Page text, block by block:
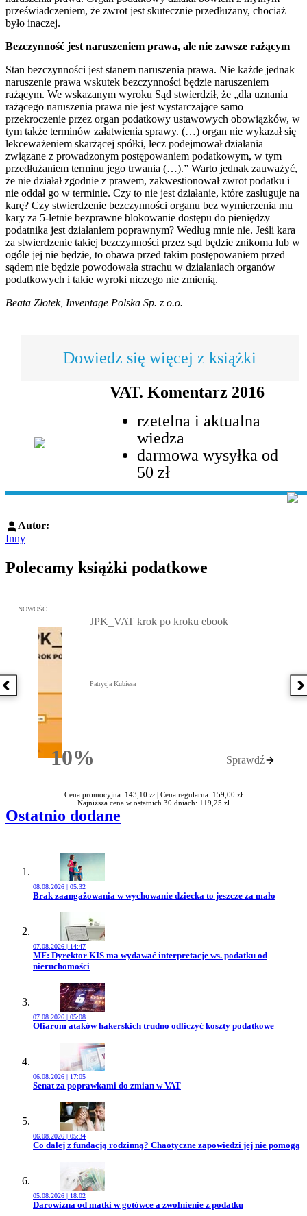
przeświadczeniem, że zwrot jest skutecznie przedłużany, chociaż
było inaczej.
Bezczynność jest naruszeniem prawa, ale nie zawsze rażącym
Stan bezczynności jest stanem naruszenia prawa. Nie każde jednak
naruszenie prawa wskutek bezczynności będzie naruszeniem
rażącym. We wskazanym wyroku Sąd stwierdził, że „dla uznania
rażącego naruszenia prawa nie jest wystarczające samo
przekroczenie przez organ podatkowy ustawowych obowiązków, w
tym także terminów załatwienia sprawy. (…) organ nie wykazał się
lekceważeniem skarżącej spółki, lecz podejmował działania
związane z prowadzonym postępowaniem podatkowym, w tym
przedłużaniem terminu jego trwania (…).” Warto jednak zauważyć,
że nie działał zgodnie z prawem, zakwestionował zwrot podatku i
nie oddał go w terminie. Czy to nie jest działanie, które zasługuje na
karę? Czy stwierdzenie bezczynności organu bez wymierzenia mu
kary za 5-letnie bezprawne blokowanie dostępu do pieniędzy
podatnika jest działaniem poprawnym? Według mnie nie. Jeśli kara
za stwierdzenie takiej bezczynności przez sąd będzie znikoma lub w
ogóle jej nie będzie, to obawa przed takim postępowaniem przed
sądem nie będzie powodowała strachu w działaniach organów
podatkowych i takie wyroki niczego nie zmienią.
Beata Złotek, Inventage Polska Sp. z o.o.
Dowiedz się więcej z książki
VAT. Komentarz 2016
rzetelna i aktualna
wiedza
darmowa wysyłka od
50 zł
Autor:
Inny
Polecamy książki podatkowe
Poprzednia książka
Przejdź do: JPK_VAT krok po kroku ebook, Patrycja Kubiesa -
NOWOŚĆ
10%Rabatu
JPK_VAT krok po kroku ebook
Patrycja Kubiesa
Sprawdź
Cena promocyjna: 143,10 zł | Cena regularna: 159,00 zł
Najniższa cena w ostatnich 30 dniach: 119,25 zł
Ostatnio dodane
08.08.2026 | 05:32
Przejdź do artykułu:
Brak zaangażowania w wychowanie dziecka to jeszcze za mało
07.08.2026 | 14:47
Przejdź do artykułu:
MF: Dyrektor KIS ma wydawać interpretacje ws. podatku od
nieruchomości
07.08.2026 | 05:08
Przejdź do artykułu:
Ofiarom ataków hakerskich trudno odliczyć koszty podatkowe
06.08.2026 | 17:05
Przejdź do artykułu:
Senat za poprawkami do zmian w VAT
06.08.2026 | 05:34
Przejdź do artykułu:
Co dalej z fundacją rodzinną? Chaotyczne zapowiedzi jej nie pomogą
05.08.2026 | 18:02
Przejdź do artykułu:
Darowizna od matki w gotówce a zwolnienie z podatku